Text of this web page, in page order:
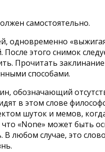
самостоятельно.
одновременно
этого снимок
Прочитать
способами.
обозначающий
в этом слове
шуток и мемов,
что «None» может быть
любом случае, это